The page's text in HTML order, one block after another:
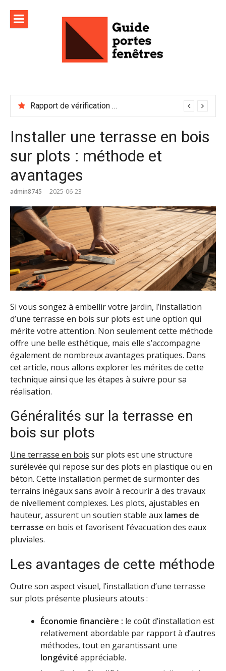
contenu
Rapport de vérification sécurité : à conserver précieusement
Installer une terrasse en bois
sur plots : méthode et
avantages
admin8745 2025-06-23
Si vous songez à embellir votre jardin, l’installation
d’une terrasse en bois sur plots est une option qui
mérite votre attention. Non seulement cette méthode
offre une belle esthétique, mais elle s’accompagne
également de nombreux avantages pratiques. Dans
cet article, nous allons explorer les mérites de cette
technique ainsi que les étapes à suivre pour sa
réalisation.
Généralités sur la terrasse en
bois sur plots
Une terrasse en bois sur plots est une structure
surélevée qui repose sur des plots en plastique ou en
béton. Cette installation permet de surmonter des
terrains inégaux sans avoir à recourir à des travaux
de nivellement complexes. Les plots, ajustables en
hauteur, assurent un soutien stable aux lames de
terrasse en bois et favorisent l’évacuation des eaux
pluviales.
Les avantages de cette méthode
Outre son aspect visuel, l’installation d’une terrasse
sur plots présente plusieurs atouts :
Économie financière : le coût d’installation est
relativement abordable par rapport à d’autres
méthodes, tout en garantissant une
longévité appréciable.